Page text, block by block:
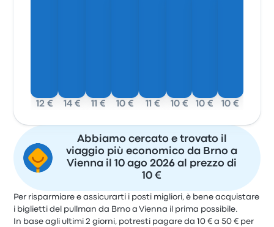
12 € 14 € 11 € 10 € 11 € 10 € 10 € 10 €
Abbiamo cercato e trovato il
viaggio più economico da Brno a
Vienna il 10 ago 2026 al prezzo di
10 €
Per risparmiare e assicurarti i posti migliori, è bene acquistare
i biglietti del pullman da Brno a Vienna il prima possibile.
In base agli ultimi 2 giorni, potresti pagare da 10 € a 50 € per